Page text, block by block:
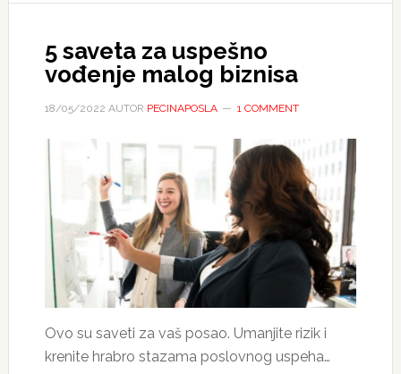
5 saveta za uspešno
vođenje malog biznisa
18/05/2022 AUTOR PECINAPOSLA 1 COMMENT
Ovo su saveti za vaš posao. Umanjite rizik i
krenite hrabro stazama poslovnog uspeha…